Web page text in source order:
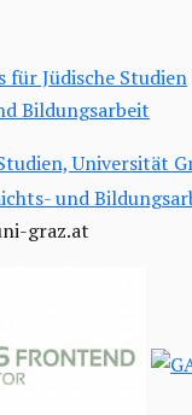
für Jüdische Studien
Bildungsarbeit
graz.at